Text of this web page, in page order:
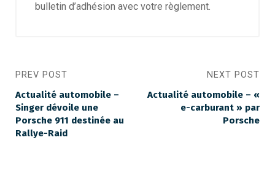
bulletin d’adhésion avec votre règlement.
PREV POST
Actualité automobile –
Singer dévoile une
Porsche 911 destinée au
Rallye-Raid
NEXT POST
Actualité automobile – «
e-carburant » par
Porsche